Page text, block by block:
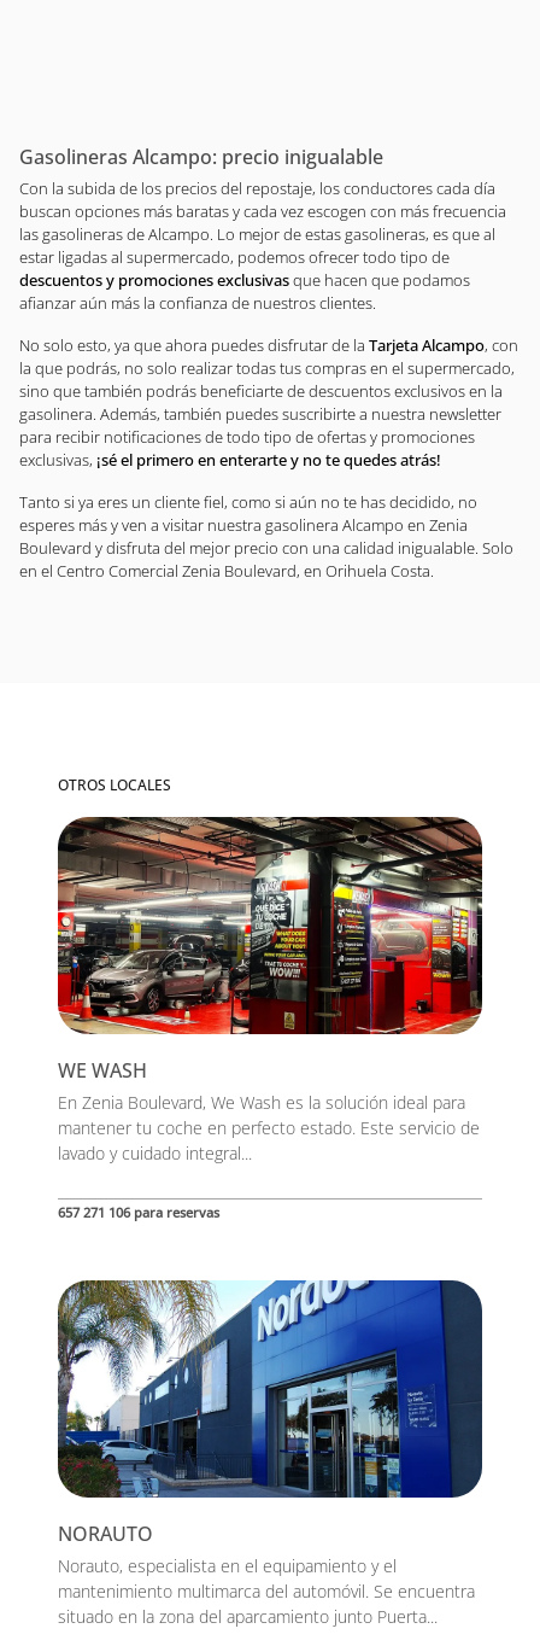
Gasolineras Alcampo: precio inigualable
Con la subida de los precios del repostaje, los conductores cada día
buscan opciones más baratas y cada vez escogen con más frecuencia
las gasolineras de Alcampo. Lo mejor de estas gasolineras, es que al
estar ligadas al supermercado, podemos ofrecer todo tipo de
descuentos y promociones exclusivasque hacen que podamos
afianzar aún más la confianza de nuestros clientes.
No solo esto, ya que ahora puedes disfrutar de la Tarjeta Alcampo, con
la que podrás, no solo realizar todas tus compras en el supermercado,
sino que también podrás beneficiarte de descuentos exclusivos en la
gasolinera. Además, también puedes suscribirte a nuestra newsletter
para recibir notificaciones de todo tipo de ofertas y promociones
exclusivas, ¡sé el primero en enterarte y no te quedes atrás!
Tanto si ya eres un cliente fiel, como si aún no te has decidido, no
esperes más y ven a visitar nuestra gasolinera Alcampo en Zenia
Boulevard y disfruta del mejor precio con una calidad inigualable. Solo
en el Centro Comercial Zenia Boulevard, en Orihuela Costa.
OTROS LOCALES
WE WASH
En Zenia Boulevard, We Wash es la solución ideal para
mantener tu coche en perfecto estado. Este servicio de
lavado y cuidado integral...
657 271 106 para reservas
NORAUTO
Norauto, especialista en el equipamiento y el
mantenimiento multimarca del automóvil. Se encuentra
situado en la zona del aparcamiento junto Puerta...